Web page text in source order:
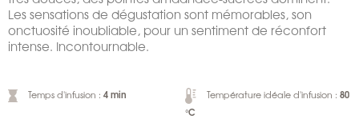
Les sensations de dégustation sont mémorables, son
onctuosité inoubliable, pour un sentiment de réconfort
intense. Incontournable.
Temps d'infusion : 4 min Température idéale d'infusion : 80
°C